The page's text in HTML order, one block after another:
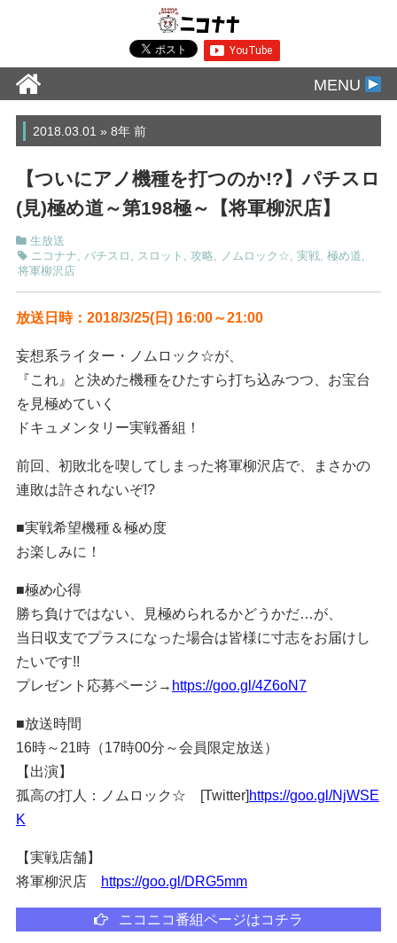
MENU
2018.03.01 » 8年 前
【ついにアノ機種を打つのか!?】パチスロ
(見)極め道～第198極～【将軍柳沢店】
生放送
ニコナナ
パチスロ スロット 攻略 ノムロック☆ 実戦, 極め道
将軍柳沢店
放送日時：2018/3/25(日) 16:00～21:00
妄想系ライター・ノムロック☆が、
『これ』と決めた機種をひたすら打ち込みつつ、お宝台
を見極めていく
ドキュメンタリー実戦番組！
前回、初敗北を喫してしまった将軍柳沢店で、まさかの
連敗は許されないぞ!?
■実戦希望機種＆極め度
お楽しみに！
■極め心得
勝ち負けではない、見極められるかどうかだ…が、
当日収支でプラスになった場合は皆様に寸志をお届けし
たいです!!
プレゼント応募ページ→ https://goo.gl/4Z6oN7
■放送時間
16時～21時（17時00分～会員限定放送）
【出演】
孤高の打人：ノムロック☆ [Twitter]https://goo.gl/NjWSE
K
【実戦店舗】
将軍柳沢店
https://goo.gl/DRG5mm
ニコニコ番組ページはコチラ